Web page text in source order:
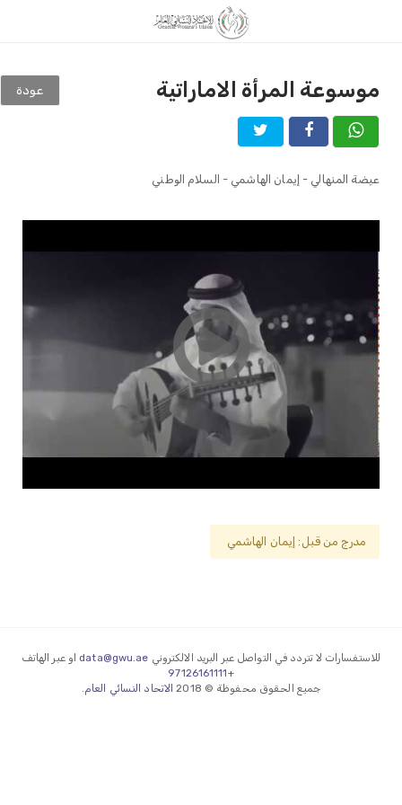
موسوعة المرأة الاماراتية عودة
عيضة المنهالي - إيمان الهاشمي - السلام الوطني
مدرج من قبل: إيمان الهاشمي
للاستفسارات لا تتردد في التواصل عبر البريد الالكتروني data@gwu.ae او عبر الهاتف
+97126161111
جميع الحقوق محفوظة © 2018
الاتحاد النسائي العام